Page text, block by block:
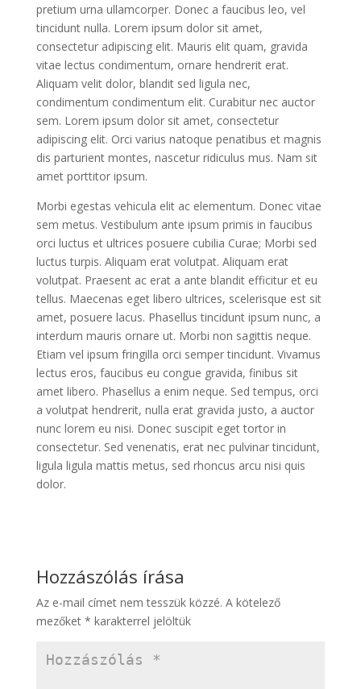
pretium urna ullamcorper. Donec a faucibus leo, vel
tincidunt nulla. Lorem ipsum dolor sit amet,
consectetur adipiscing elit. Mauris elit quam, gravida
vitae lectus condimentum, ornare hendrerit erat.
Aliquam velit dolor, blandit sed ligula nec,
condimentum condimentum elit. Curabitur nec auctor
sem. Lorem ipsum dolor sit amet, consectetur
adipiscing elit. Orci varius natoque penatibus et magnis
dis parturient montes, nascetur ridiculus mus. Nam sit
amet porttitor ipsum.
Morbi egestas vehicula elit ac elementum. Donec vitae
sem metus. Vestibulum ante ipsum primis in faucibus
orci luctus et ultrices posuere cubilia Curae; Morbi sed
luctus turpis. Aliquam erat volutpat. Aliquam erat
volutpat. Praesent ac erat a ante blandit efficitur et eu
tellus. Maecenas eget libero ultrices, scelerisque est sit
amet, posuere lacus. Phasellus tincidunt ipsum nunc, a
interdum mauris ornare ut. Morbi non sagittis neque.
Etiam vel ipsum fringilla orci semper tincidunt. Vivamus
lectus eros, faucibus eu congue gravida, finibus sit
amet libero. Phasellus a enim neque. Sed tempus, orci
a volutpat hendrerit, nulla erat gravida justo, a auctor
nunc lorem eu nisi. Donec suscipit eget tortor in
consectetur. Sed venenatis, erat nec pulvinar tincidunt,
ligula ligula mattis metus, sed rhoncus arcu nisi quis
dolor.
Hozzászólás írása
Az e-mail címet nem tesszük közzé. A kötelező
mezőket * karakterrel jelöltük